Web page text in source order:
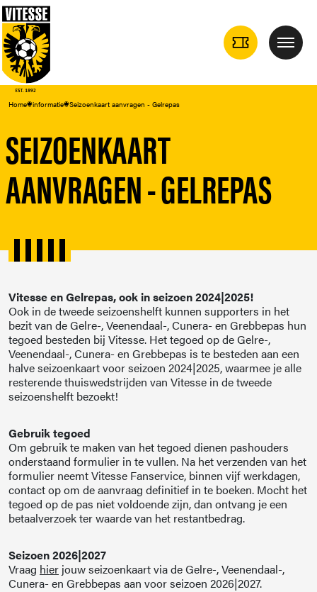
TICKETS
Menu
Home informatie Seizoenkaart aanvragen - Gelrepas
SEIZOENKAART
AANVRAGEN - GELREPAS
Vitesse en Gelrepas, ook in seizoen 2024|2025!
Ook in de tweede seizoenshelft kunnen supporters in het
bezit van de Gelre-, Veenendaal-, Cunera- en Grebbepas hun
tegoed besteden bij Vitesse. Het tegoed op de Gelre-,
Veenendaal-, Cunera- en Grebbepas is te besteden aan een
halve seizoenkaart voor seizoen 2024|2025, waarmee je alle
resterende thuiswedstrijden van Vitesse in de tweede
seizoenshelft bezoekt!
Gebruik tegoed
Om gebruik te maken van het tegoed dienen pashouders
onderstaand formulier in te vullen. Na het verzenden van het
formulier neemt Vitesse Fanservice, binnen vijf werkdagen,
contact op om de aanvraag definitief in te boeken. Mocht het
tegoed op de pas niet voldoende zijn, dan ontvang je een
betaalverzoek ter waarde van het restantbedrag.
Seizoen 2026|2027
Vraag hier jouw seizoenkaart via de Gelre-, Veenendaal-,
Cunera- en Grebbepas aan voor seizoen 2026|2027.